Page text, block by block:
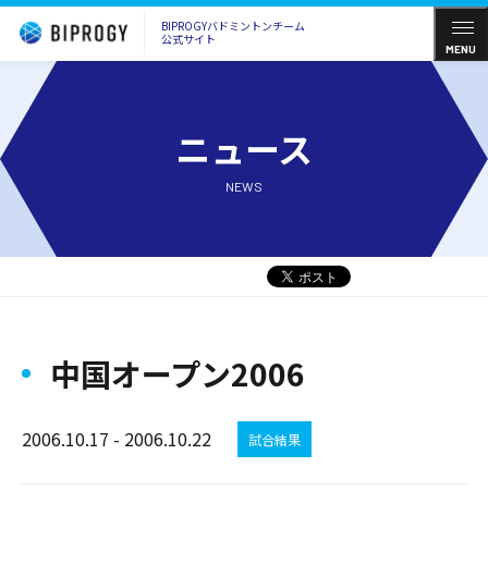
BIPROGYバドミントンチーム
公式サイト
MENU
ニュース
NEWS
中国オープン2006
2006.10.17 - 2006.10.22 試合結果